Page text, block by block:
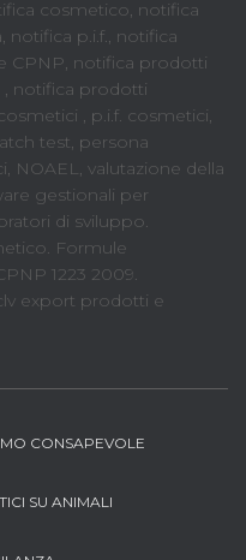
cosmetico, notifica
p.i.f., notifica
CPNP, notifica prodotti
notifica prodotti
, p.i.f. cosmetici,
test, persona
NOAEL, valutazione della
gestionali per
di sviluppo.
Formule
1223 2009.
export prodotti e
CONSAPEVOLE
SU ANIMALI